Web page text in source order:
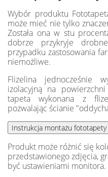
Wybór produktu
może mieć nie tylko
Została ona w stu
dobrze przykryje
przypadku zastosowania
niemożliwe.
Flizelina jednocześnie
izolacyjną na
tapeta wykonana z
pozwalając ścianie
Produkt może różnić się
przedstawionego zdjęcia,
być ustawieniami monitora.